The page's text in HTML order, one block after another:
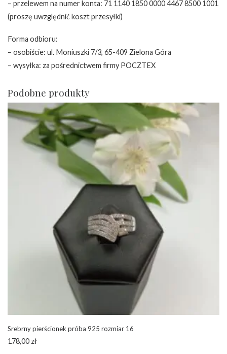
– przelewem na numer konta: 71 1140 1850 0000 4467 8500 1001
(proszę uwzględnić koszt przesyłki)
Forma odbioru:
– osobiście: ul. Moniuszki 7/3, 65-409 Zielona Góra
– wysyłka: za pośrednictwem firmy POCZTEX
Podobne produkty
Srebrny pierścionek próba 925 rozmiar 16
178,00 zł